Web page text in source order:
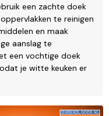
een zachte doek
te reinigen
en maak
aanslag te
een vochtige doek
je witte keuken er